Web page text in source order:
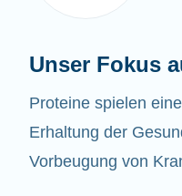
Unser Fokus
Proteine spielen
Erhaltung der
Vorbeugung von